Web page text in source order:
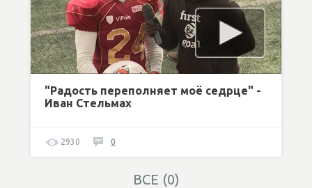
"Радость переполняет моё седрце" -
Иван Стельмах
2930 0
ВСЕ (0)